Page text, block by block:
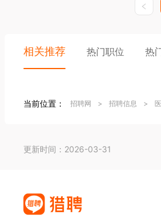
相关推荐 热门职位 热
当前位置： 招聘网 > 招聘信息 >
更新时间：2026-03-31